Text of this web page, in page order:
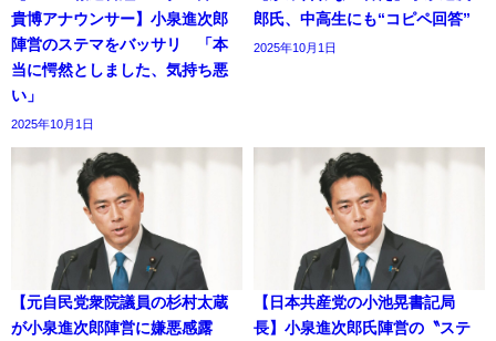
貴博アナウンサー】小泉進次郎
陣営のステマをバッサリ 「本
当に愕然としました、気持ち悪
い」
2025年10月1日
郎氏、中高生にも“コピペ回答”
2025年10月1日
【元自民党衆院議員の杉村太蔵
が小泉進次郎陣営に嫌悪感露
【日本共産党の小池晃書記局
長】小泉進次郎氏陣営の〝ステ